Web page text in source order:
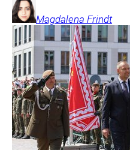
Magdalena Frindt